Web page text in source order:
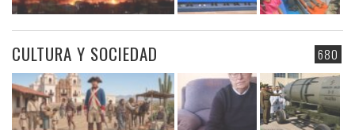
680
CULTURA Y SOCIEDAD